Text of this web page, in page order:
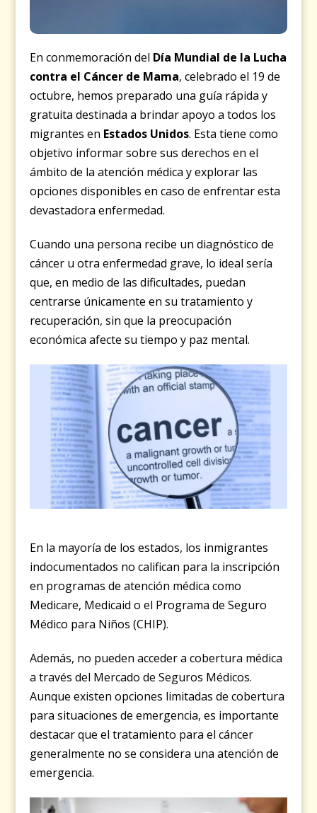
En conmemoración del Día Mundial de la Lucha
contra el Cáncer de Mama, celebrado el 19 de
octubre, hemos preparado una guía rápida y
gratuita destinada a brindar apoyo a todos los
migrantes en Estados Unidos. Esta tiene como
objetivo informar sobre sus derechos en el
ámbito de la atención médica y explorar las
opciones disponibles en caso de enfrentar esta
devastadora enfermedad.
Cuando una persona recibe un diagnóstico de
cáncer u otra enfermedad grave, lo ideal sería
que, en medio de las dificultades, puedan
centrarse únicamente en su tratamiento y
recuperación, sin que la preocupación
económica afecte su tiempo y paz mental.
En la mayoría de los estados, los inmigrantes
indocumentados no califican para la inscripción
en programas de atención médica como
Medicare, Medicaid o el Programa de Seguro
Médico para Niños (CHIP).
Además, no pueden acceder a cobertura médica
a través del Mercado de Seguros Médicos.
Aunque existen opciones limitadas de cobertura
para situaciones de emergencia, es importante
destacar que el tratamiento para el cáncer
generalmente no se considera una atención de
emergencia.